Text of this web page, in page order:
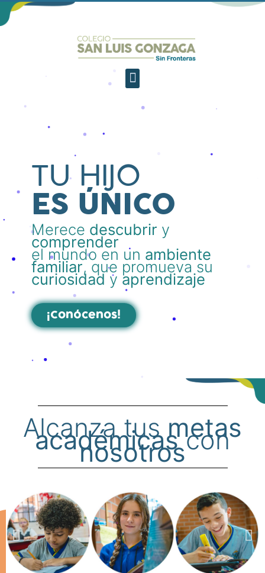
TU HIJO
ES ÚNICO
Merece descubrir y
comprender
el mundo en un ambiente
familiar, que promueva su
curiosidad y aprendizaje
¡Conócenos!
Alcanza tus metas
académicascon
nosotros